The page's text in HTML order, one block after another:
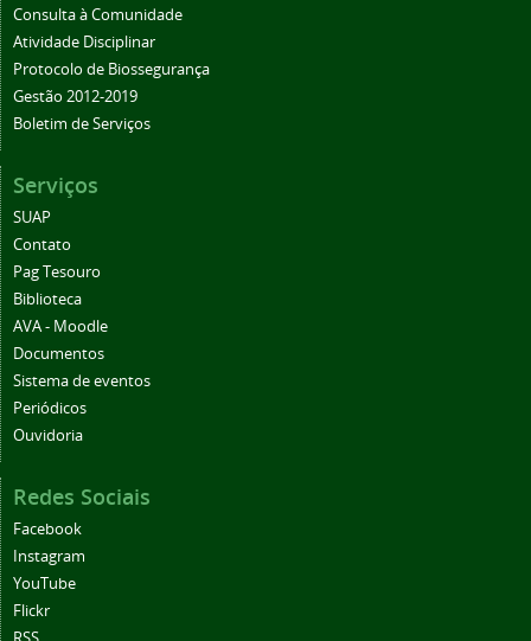
Consulta à Comunidade
Atividade Disciplinar
Protocolo de Biossegurança
Gestão 2012-2019
Boletim de Serviços
Serviços
SUAP
Contato
Pag Tesouro
Biblioteca
AVA - Moodle
Documentos
Sistema de eventos
Periódicos
Ouvidoria
Redes Sociais
Facebook
Instagram
YouTube
Flickr